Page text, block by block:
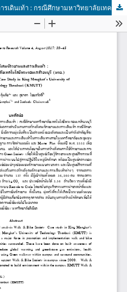
การสร้างสังคมจักรยานและการเดินเท้า : กรณีศึกษามหาวิทยาลัยเทคโนโลยีพระจอมเกล้าธนบุรี (มจธ.)